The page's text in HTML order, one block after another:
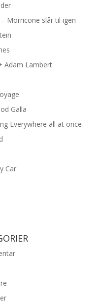
Morricone slår til igen
Adam Lambert
Galla
Everywhere all at once
Car